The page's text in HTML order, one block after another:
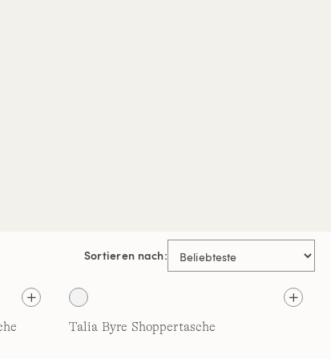
Sortieren nach:
Talia Byre Shoppertasche